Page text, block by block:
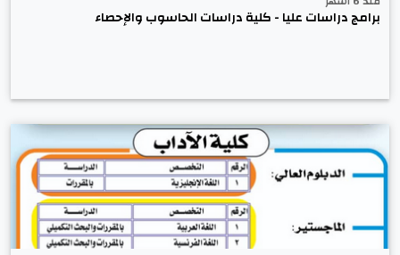
برامج دراسات عليا - كلية دراسات الحاسوب والإحصاء